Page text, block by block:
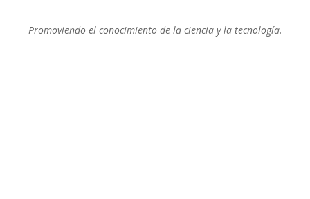
Promoviendo el conocimiento de la ciencia y la tecnología.